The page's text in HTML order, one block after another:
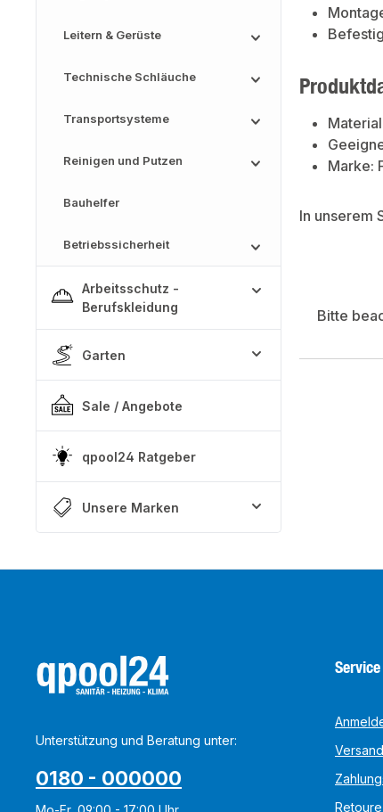
Leitern & Gerüste
Technische Schläuche
Transportsysteme
Reinigen und Putzen
Bauhelfer
Betriebssicherheit
Arbeitsschutz -
Berufskleidung
Garten
Sale / Angebote
qpool24 Ratgeber
Unsere Marken
Marke:
In unserem
Bitte
Unterstützung und Beratung unter:
0180 - 000000
Service
Retoure |